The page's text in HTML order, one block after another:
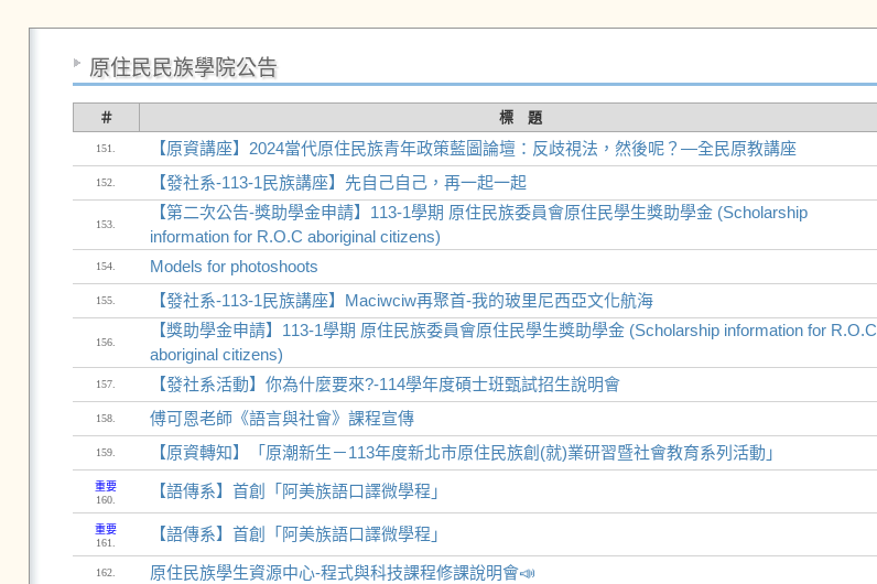
原住民民族學院公告
＃ 標 題
151. 【原資講座】2024當代原住民族青年政策藍圖論壇：反歧視法，然後呢？—全民原教講座
152. 【發社系-113-1民族講座】先自己自己，再一起一起
153.
【第二次公告-獎助學金申請】113-1學期 原住民族委員會原住民學生獎助學金 (Scholarship
information for R.O.C aboriginal citizens)
154. Models for photoshoots
155. 【發社系-113-1民族講座】Maciwciw再聚首-我的玻里尼西亞文化航海
156.
【獎助學金申請】113-1學期 原住民族委員會原住民學生獎助學金 (Scholarship information for R.O.C
aboriginal citizens)
157. 【發社系活動】你為什麼要來?-114學年度碩士班甄試招生說明會
158. 傅可恩老師《語言與社會》課程宣傳
159. 【原資轉知】「原潮新生－113年度新北市原住民族創(就)業研習暨社會教育系列活動」
重要
160.
【語傳系】首創「阿美族語口譯微學程」
重要
161.
【語傳系】首創「阿美族語口譯微學程」
162. 原住民族學生資源中心-程式與科技課程修課說明會📣